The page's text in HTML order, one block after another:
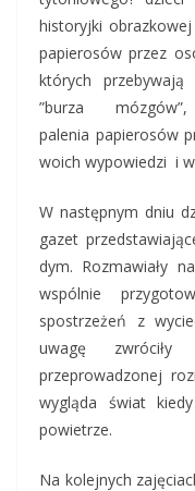
historyjki obrazkowej
papierosów przez
których przebywają
”burza
palenia papierosów
woich wypowiedzi i
W następnym dniu
gazet
dym. Rozmawiały
wspólnie
spostrzeżeń z
uwagę
przeprowadzonej
wygląda świat
powietrze.
Na kolejnych